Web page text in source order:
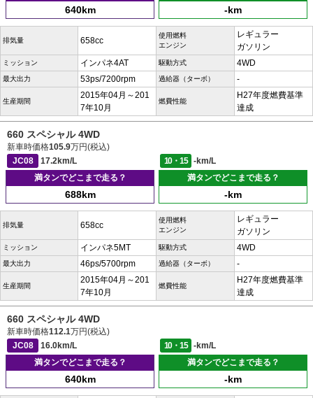
640km -km
排気量 658cc
使用燃料
エンジン
レギュラー
ガソリン
ミッション インパネ4AT 駆動方式 4WD
最大出力 53ps/7200rpm 過給器（ターボ） -
生産期間
2015年04月～201
7年10月
燃費性能
H27年度燃費基準
達成
660 スペシャル 4WD
新車時価格105.9万円(税込)
JC08
17.2km/L 10・15
-km/L
満タンでどこまで走る？
688km
満タンでどこまで走る？
-km
排気量 658cc
使用燃料
エンジン
レギュラー
ガソリン
ミッション インパネ5MT 駆動方式 4WD
最大出力 46ps/5700rpm 過給器（ターボ） -
生産期間
2015年04月～201
7年10月
燃費性能
H27年度燃費基準
達成
660 スペシャル 4WD
新車時価格112.1万円(税込)
JC08
16.0km/L 10・15
-km/L
満タンでどこまで走る？
640km
満タンでどこまで走る？
-km